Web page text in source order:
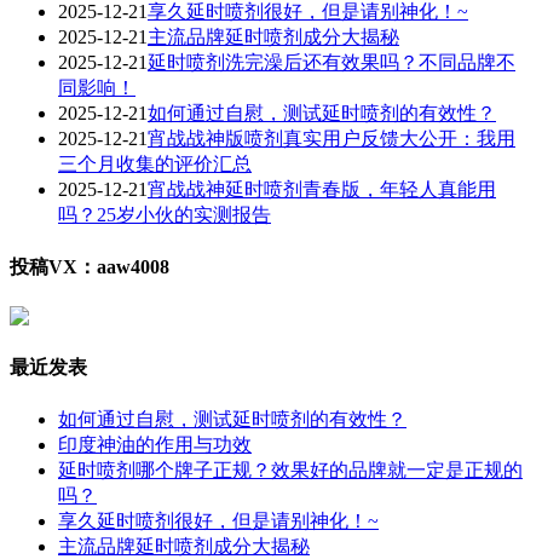
2025-12-21享久延时喷剂很好，但是请别神化！~
2025-12-21主流品牌延时喷剂成分大揭秘
2025-12-21延时喷剂洗完澡后还有效果吗？不同品牌不
同影响！
2025-12-21如何通过自慰，测试延时喷剂的有效性？
2025-12-21宵战战神版喷剂真实用户反馈大公开：我用
三个月收集的评价汇总
2025-12-21宵战战神延时喷剂青春版，年轻人真能用
吗？25岁小伙的实测报告
投稿VX：aaw4008
最近发表
如何通过自慰，测试延时喷剂的有效性？
印度神油的作用与功效
延时喷剂哪个牌子正规？效果好的品牌就一定是正规的
吗？
享久延时喷剂很好，但是请别神化！~
主流品牌延时喷剂成分大揭秘